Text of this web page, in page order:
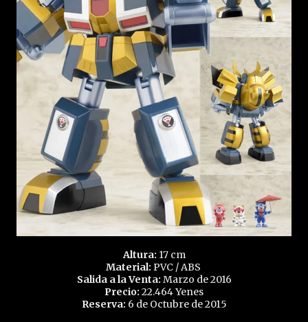
Altura: 17 cm
Material: PVC / ABS
Salida a la Venta: Marzo de 2016
Precio: 22.464 Yenes
Reserva: 6 de Octubre de 2015